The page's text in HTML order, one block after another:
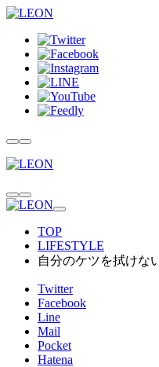
TOP
LIFESTYLE
自分のケツを拭けな
Twitter
Facebook
Line
Mail
Pocket
Hatena